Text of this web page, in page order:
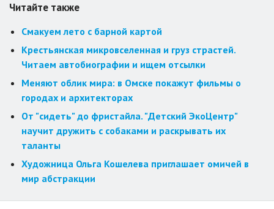
Читайте также
Смакуем лето с барной картой
Крестьянская микровселенная и груз страстей.
Читаем автобиографии и ищем отсылки
Меняют облик мира: в Омске покажут фильмы о
городах и архитекторах
От "сидеть" до фристайла. "Детский ЭкоЦентр"
научит дружить с собаками и раскрывать их
таланты
Художница Ольга Кошелева приглашает омичей в
мир абстракции